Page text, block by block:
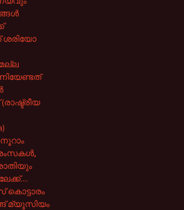
കൊട്ടാരം
മ്യൂസിയം